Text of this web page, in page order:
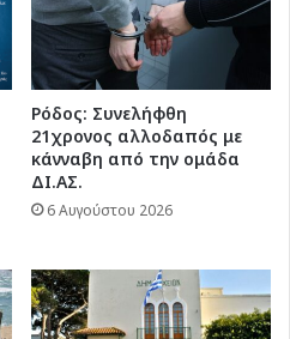
Ρόδος: Συνελήφθη
21χρονος αλλοδαπός με
κάνναβη από την ομάδα
ΔΙ.ΑΣ.
6 Αυγούστου 2026